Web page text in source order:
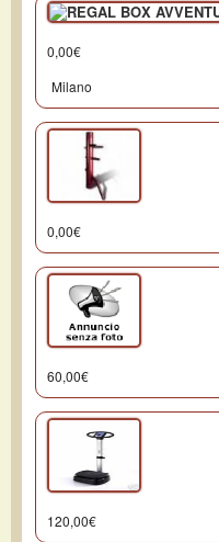
0,00€
Milano
0,00€
60,00€
120,00€